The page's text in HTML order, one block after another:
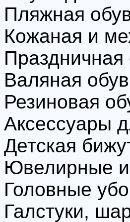
Пляжная
Кожаная и
Праздничная
Валяная
Резиновая
Аксессуары
Детская
Ювелирные
Головные
Галстуки,